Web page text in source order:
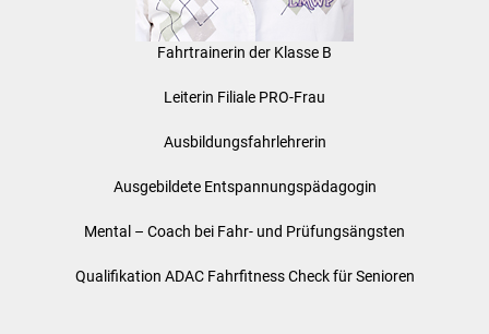
Fahrtrainerin der Klasse B
Leiterin Filiale PRO-Frau
Ausbildungsfahrlehrerin
Ausgebildete Entspannungspädagogin
Mental – Coach bei Fahr- und Prüfungsängsten
Qualifikation ADAC Fahrfitness Check für Senioren